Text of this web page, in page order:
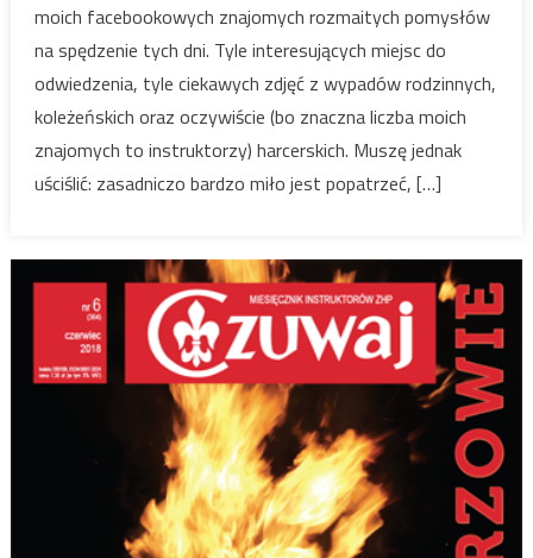
moich facebookowych znajomych rozmaitych pomysłów
na spędzenie tych dni. Tyle interesujących miejsc do
odwiedzenia, tyle ciekawych zdjęć z wypadów rodzinnych,
koleżeńskich oraz oczywiście (bo znaczna liczba moich
znajomych to instruktorzy) harcerskich. Muszę jednak
uściślić: zasadniczo bardzo miło jest popatrzeć, […]